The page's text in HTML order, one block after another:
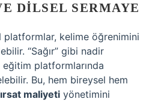
DILSEL SERMAYE
kelime öğrenimini
“Sağır” gibi nadir
platformlarında
Bu, hem bireysel hem
maliyeti yönetimini